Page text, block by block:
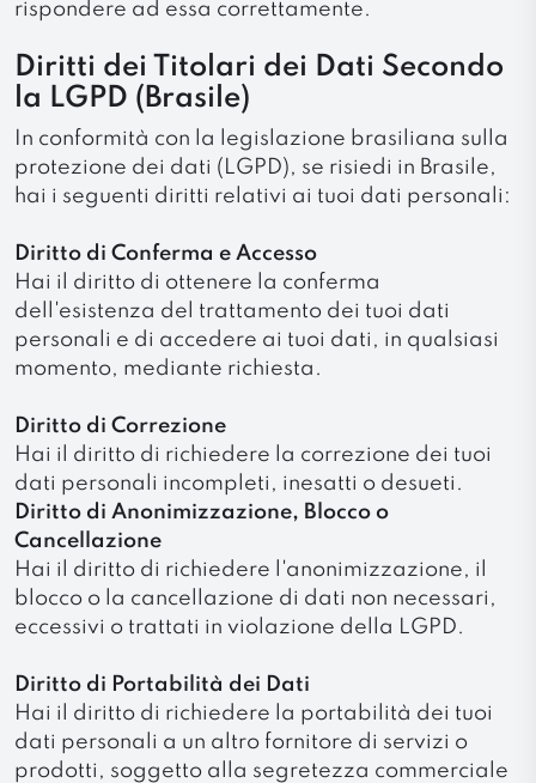
rispondere ad essa correttamente.
Diritti dei Titolari dei Dati Secondo
la LGPD (Brasile)
In conformità con la legislazione brasiliana sulla
protezione dei dati (LGPD), se risiedi in Brasile,
hai i seguenti diritti relativi ai tuoi dati personali:
Diritto di Conferma e Accesso
Hai il diritto di ottenere la conferma
dell'esistenza del trattamento dei tuoi dati
personali e di accedere ai tuoi dati, in qualsiasi
momento, mediante richiesta.
Diritto di Correzione
Hai il diritto di richiedere la correzione dei tuoi
dati personali incompleti, inesatti o desueti.
Diritto di Anonimizzazione, Blocco o
Cancellazione
Hai il diritto di richiedere l'anonimizzazione, il
blocco o la cancellazione di dati non necessari,
eccessivi o trattati in violazione della LGPD.
Diritto di Portabilità dei Dati
Hai il diritto di richiedere la portabilità dei tuoi
dati personali a un altro fornitore di servizi o
prodotti, soggetto alla segretezza commerciale